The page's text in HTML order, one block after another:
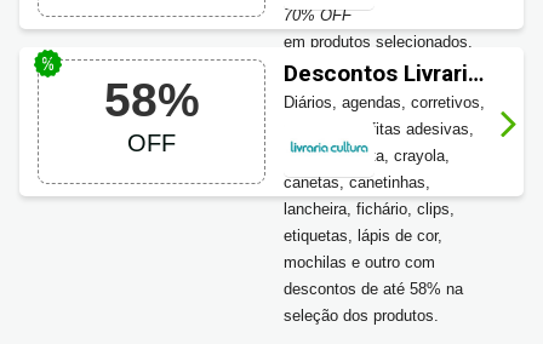
70% OFF
em produtos selecionados.
Aproveite!
58%
OFF
Descontos Livraria
Cultura em
Produtos de
Papelaria até 58%
OFF
Diários, agendas, corretivos,
gifts, colas, fitas adesivas,
cartões, pasta, crayola,
canetas, canetinhas,
lancheira, fichário, clips,
etiquetas, lápis de cor,
mochilas e outro com
descontos de até 58% na
seleção dos produtos.